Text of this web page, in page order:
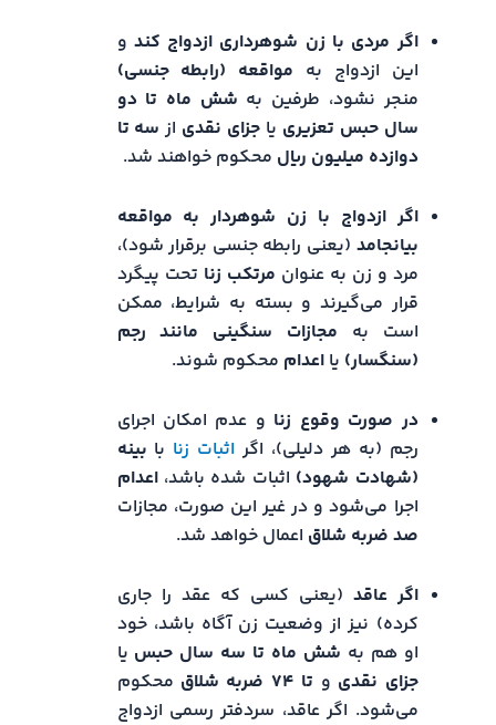
اگر مردی با زن شوهرداری ازدواج کند و
این ازدواج به مواقعه (رابطه جنسی)
منجر نشود، طرفین به شش ماه تا دو
سال حبس تعزیری یا جزای نقدی از سه تا
دوازده میلیون ریال محکوم خواهند شد.
اگر ازدواج با زن شوهردار به مواقعه
بیانجامد (یعنی رابطه جنسی برقرار شود)،
مرد و زن به عنوان مرتکب زنا تحت پیگرد
قرار می‌گیرند و بسته به شرایط، ممکن
است به مجازات سنگینی مانند رجم
(سنگسار) یااعدام محکوم شوند.
در صورت وقوع زنا و عدم امکان اجرای
رجم (به هر دلیلی)، اگر اثبات زنا با بینه
(شهادت شهود) اثبات شده باشد،اعدام
اجرا می‌شود و در غیر این صورت، مجازات
صد ضربه شلاق اعمال خواهد شد.
اگر عاقد (یعنی کسی که عقد را جاری
کرده) نیز از وضعیت زن آگاه باشد، خود
او هم به شش ماه تا سه سال حبس یا
جزای نقدی و تا ۷۴ ضربه شلاق
محکوم
می‌شود. اگر عاقد، سردفتر رسمی ازدواج